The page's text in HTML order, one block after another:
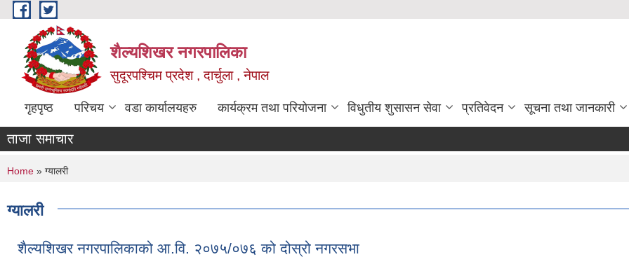
Skip to main content
शैल्यशिखर नगरपालिका
सुदूरपश्चिम प्रदेश , दार्चुला , नेपाल
गृहपृष्ठ परिचय वडा कार्यालयहरु कार्यक्रम तथा परियोजना विधुतीय शुसासन सेवा प्रतिवेदन सूचना तथा जानकारी
ताजा समाचार
You are here
Home » ग्यालरी
ग्यालरी
शैल्यशिखर नगरपालिकाको आ.वि. २०७५/०७६ को दोस्रो नगरसभा